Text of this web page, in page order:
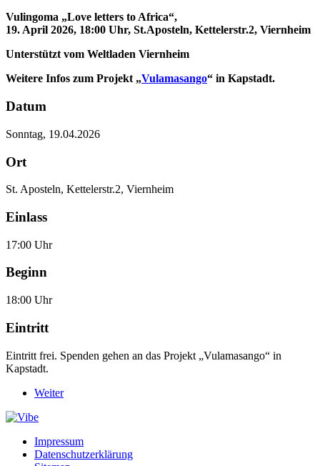
Vulingoma „Love letters to Africa“,
19. April 2026, 18:00 Uhr, St.Aposteln, Kettelerstr.2, Viernheim
Unterstützt vom Weltladen Viernheim
Weitere Infos zum Projekt „Vulamasango“ in Kapstadt.
Datum
Sonntag, 19.04.2026
Ort
St. Aposteln, Kettelerstr.2, Viernheim
Einlass
17:00 Uhr
Beginn
18:00 Uhr
Eintritt
Eintritt frei. Spenden gehen an das Projekt „Vulamasango“ in
Kapstadt.
Weiter
Impressum
Datenschutzerklärung